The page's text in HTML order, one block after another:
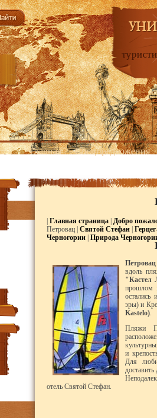
Главная Спецпредложения
Главная страница Добро
Петровац | Святой Стефан
Черногории Природа
Петровац
вдоль
"Кастел
прошлом
остались
эры) и
Kastelo).
Пляжи
и
Для
отель Святой Стефан.